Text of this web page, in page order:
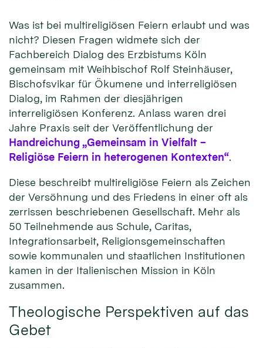
Was ist bei multireligiösen Feiern erlaubt und was
nicht? Diesen Fragen widmete sich der
Fachbereich Dialog des Erzbistums Köln
gemeinsam mit Weihbischof Rolf Steinhäuser,
Bischofsvikar für Ökumene und interreligiösen
Dialog, im Rahmen der diesjährigen
interreligiösen Konferenz. Anlass waren drei
Jahre Praxis seit der Veröffentlichung der
Handreichung „Gemeinsam in Vielfalt –
Religiöse Feiern in heterogenen Kontexten“.
Diese beschreibt multireligiöse Feiern als Zeichen
der Versöhnung und des Friedens in einer oft als
zerrissen beschriebenen Gesellschaft. Mehr als
50 Teilnehmende aus Schule, Caritas,
Integrationsarbeit, Religionsgemeinschaften
sowie kommunalen und staatlichen Institutionen
kamen in der Italienischen Mission in Köln
zusammen.
Theologische Perspektiven auf das
Gebet